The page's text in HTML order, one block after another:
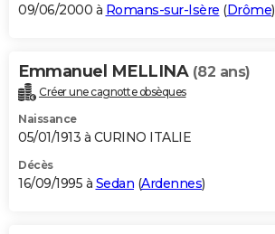
09/06/2000 à Romans-sur-Isère (Drôme)
Emmanuel MELLINA (82 ans)
Créer une cagnotte obsèques
Naissance
05/01/1913 à CURINO ITALIE
Décès
16/09/1995 à Sedan (Ardennes)